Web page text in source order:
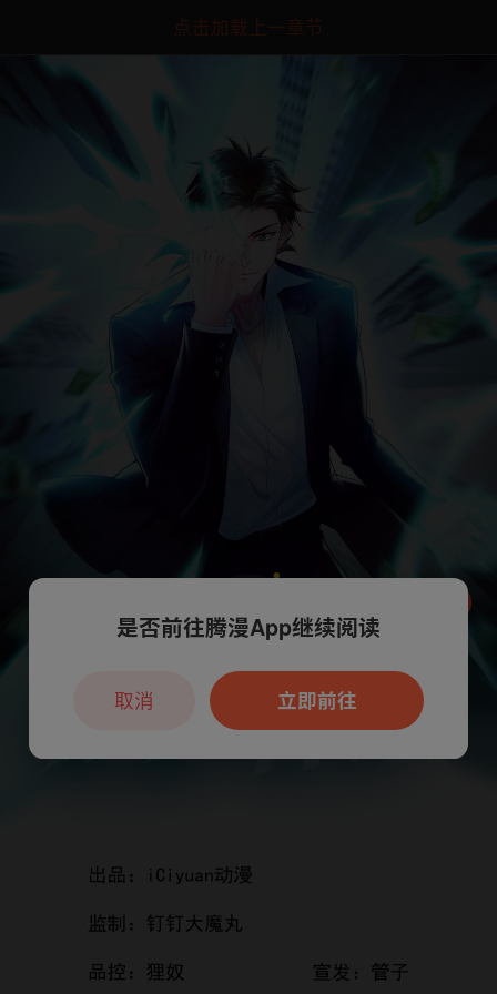
点击加载上一章节
本章节仅支持App阅读，可打开App新用
户7天免费看
是否前往腾漫App继续阅读
立即前往
取消